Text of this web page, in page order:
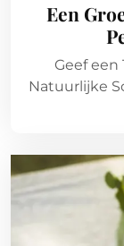
Een
Geef een
Natuurlijke